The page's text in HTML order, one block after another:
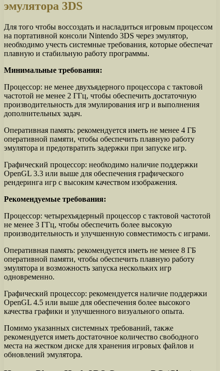
эмулятора 3DS
Для того чтобы воссоздать и насладиться игровым процессом
на портативной консоли Nintendo 3DS через эмулятор,
необходимо учесть системные требования, которые обеспечат
плавную и стабильную работу программы.
Минимальные требования:
Процессор: не менее двухъядерного процессора с тактовой
частотой не менее 2 ГГц, чтобы обеспечить достаточную
производительность для эмулирования игр и выполнения
дополнительных задач.
Оперативная память: рекомендуется иметь не менее 4 ГБ
оперативной памяти, чтобы обеспечить плавную работу
эмулятора и предотвратить задержки при запуске игр.
Графический процессор: необходимо наличие поддержки
OpenGL 3.3 или выше для обеспечения графического
рендеринга игр с высоким качеством изображения.
Рекомендуемые требования:
Процессор: четырехъядерный процессор с тактовой частотой
не менее 3 ГГц, чтобы обеспечить более высокую
производительность и улучшенную совместимость с играми.
Оперативная память: рекомендуется иметь не менее 8 ГБ
оперативной памяти, чтобы обеспечить плавную работу
эмулятора и возможность запуска нескольких игр
одновременно.
Графический процессор: рекомендуется наличие поддержки
OpenGL 4.5 или выше для обеспечения более высокого
качества графики и улучшенного визуального опыта.
Помимо указанных системных требований, также
рекомендуется иметь достаточное количество свободного
места на жестком диске для хранения игровых файлов и
обновлений эмулятора.